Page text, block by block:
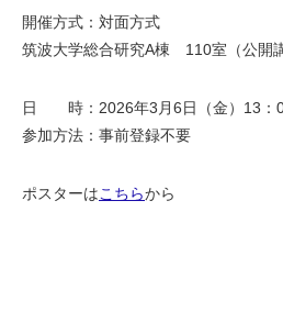
開催方式：対面方式
筑波大学総合研究A棟 110室（公開講
日 時：2026年3月6日（金）13：
参加方法：事前登録不要
ポスターはこちらから